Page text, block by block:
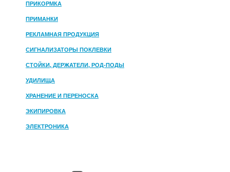
ПРИКОРМКА
ПРИМАНКИ
РЕКЛАМНАЯ ПРОДУКЦИЯ
СИГНАЛИЗАТОРЫ ПОКЛЕВКИ
СТОЙКИ, ДЕРЖАТЕЛИ, РОД-ПОДЫ
УДИЛИЩА
ХРАНЕНИЕ И ПЕРЕНОСКА
ЭКИПИРОВКА
ЭЛЕКТРОНИКА